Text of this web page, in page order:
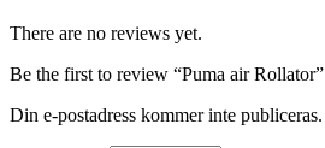
There are no reviews yet.
Be the first to review “Puma air Rollator”
Din e-postadress kommer inte publiceras.